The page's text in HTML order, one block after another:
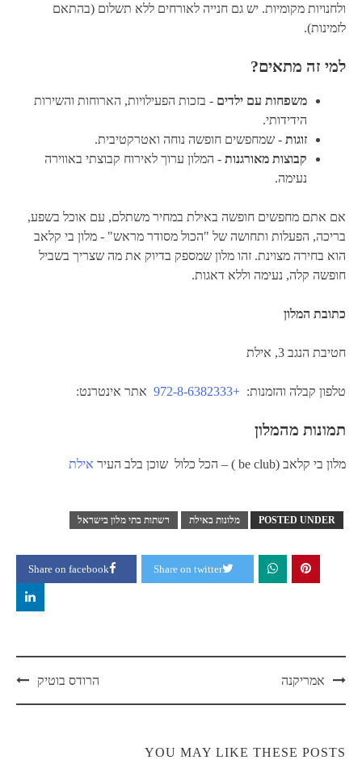
ולחנויות מקומיות. יש גם חנייה לאורחים ללא תשלום (בהתאם
לזמינות).
למי זה מתאים?
משפחות עם ילדים - בזכות הפעילויות, הארוחות והשירות
הידידותי.
זוגות - שמחפשים חופשה נוחה ואטרקטיבית.
קבוצות מאורגנות - המלון ערוך לאירוח קבוצתי באווירה
נעימה.
אם אתם מחפשים חופשה באילת במחיר משתלם, עם אוכל בשפע,
בריכה, הפעלות ותחושה של "הכול מסודר מראש" - מלון בי קלאב
הוא בחירה מצוינת. זהו מלון שמספק בדיוק את מה שצריך בשביל
חופשה קלה, נעימה וללא דאגות.
כתובת המלון
חטיבת הנגב 3, אילת
טלפון קבלה והזמנות: +972-8-6382333 אתר אינטרנט:
תמונות מהמלון
מלון בי קלאב (be club ) – הכל כלול שוכן בלב העיר אילת
POSTED UNDER מלונות באילת רשתות בתי מלון בישראל
Share on facebook Share on twitter
Postאמריקנה הרודס בוטיק
YOU MAY LIKE THESE POSTS